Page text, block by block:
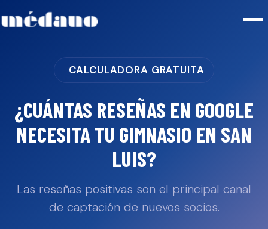
CALCULADORA GRATUITA
¿CUÁNTAS RESEÑAS EN GOOGLE
NECESITA TU GIMNASIO EN SAN
LUIS?
Las reseñas positivas son el principal canal
de captación de nuevos socios.